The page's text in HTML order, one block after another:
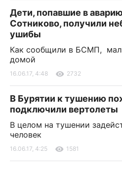
Дети, попавшие в
Сотниково, получили
ушибы
Как сообщили в БСМП,
домой
16.06.17, 4:48 2732
В Бурятии к тушению
подключили вертолеты
В целом на тушении
человек
16.06.17, 4:25 1581